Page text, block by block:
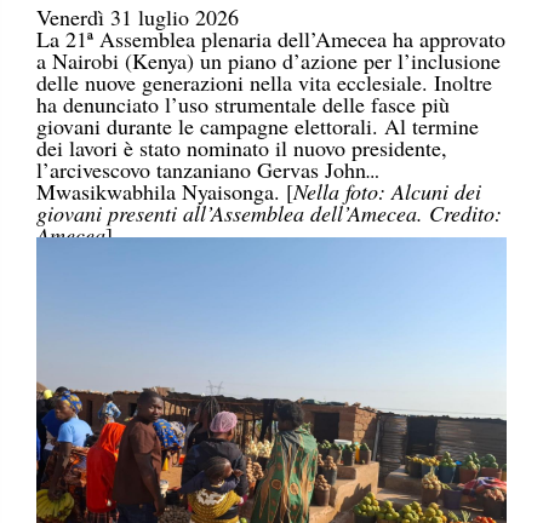
Venerdì 31 luglio 2026
La 21ª Assemblea plenaria dell’Amecea ha approvato
a Nairobi (Kenya) un piano d’azione per l’inclusione
delle nuove generazioni nella vita ecclesiale. Inoltre
ha denunciato l’uso strumentale delle fasce più
giovani durante le campagne elettorali. Al termine
dei lavori è stato nominato il nuovo presidente,
l’arcivescovo tanzaniano Gervas John
Mwasikwabhila Nyaisonga. [Nella foto: Alcuni dei
giovani presenti all’Assemblea dell’Amecea. Credito:
Amecea]